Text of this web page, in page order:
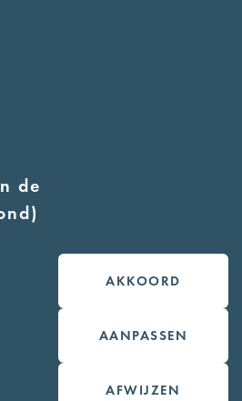
AKKOORD
AANPASSEN
AFWIJZEN
de